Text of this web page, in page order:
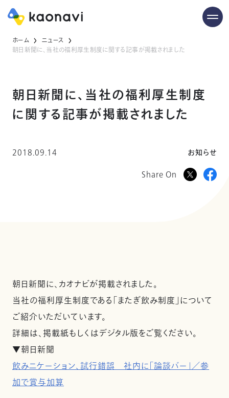
ホーム
ニュース
朝日新聞に、当社の福利厚生制度に関する記事が掲載されました
朝日新聞に、当社の福利厚生制度
に関する記事が掲載されました
2018.09.14 お知らせ
Share On
朝日新聞に、カオナビが掲載されました。
当社の福利厚生制度である「またぎ飲み制度」について
ご紹介いただいています。
詳細は、掲載紙もしくはデジタル版をご覧ください。
▼朝日新聞
飲みニケーション、試行錯誤 社内に「論談バー」／参
加で賞与加算